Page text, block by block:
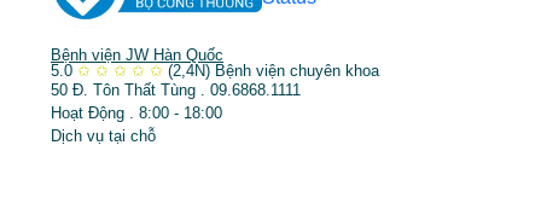
Bệnh viện JW Hàn Quốc
5.0 ✩ ✩ ✩ ✩ ✩ (2,4N) Bệnh viện chuyên khoa
50 Đ. Tôn Thất Tùng . 09.6868.1111
Hoạt Động . 8:00 - 18:00
Dịch vụ tại chỗ